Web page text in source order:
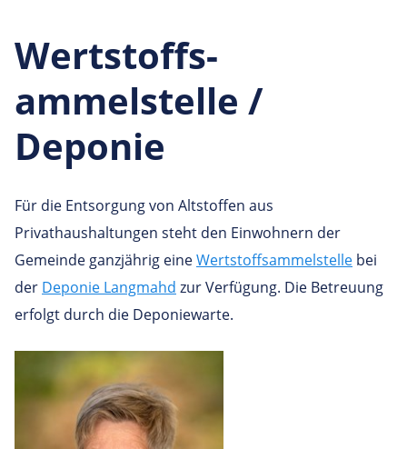
Wertstoffs­
ammelstelle /
Deponie
Für die Entsorgung von Altstoffen aus
Privathaushaltungen steht den Einwohnern der
Gemeinde ganzjährig eineWertstoffsammelstelle bei
der Deponie Langmahd zur Verfügung. Die Betreuung
erfolgt durch die Deponiewarte.